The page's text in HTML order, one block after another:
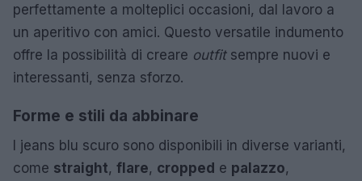
perfettamente a molteplici occasioni, dal lavoro a
un aperitivo con amici. Questo versatile indumento
offre la possibilità di creare outfitsempre nuovi e
interessanti, senza sforzo.
Forme e stili da abbinare
I jeans blu scuro sono disponibili in diverse varianti,
come straight, flare, cropped e palazzo,